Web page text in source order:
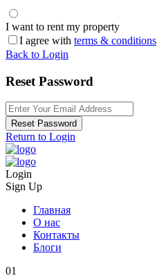
I want to rent my property
I agree with terms & conditions
Back to Login
Reset Password
Reset Password
Return to Login
Login
Sign Up
Главная
О нас
Контакты
Блоги
01